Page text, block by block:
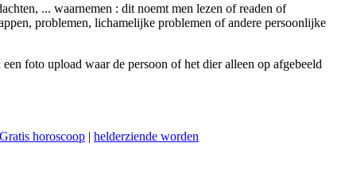
... waarnemen : dit noemt men lezen of readen of
problemen, lichamelijke problemen of andere persoonlijke
foto upload waar de persoon of het dier alleen op afgebeeld
Gratis horoscoop | helderziende worden